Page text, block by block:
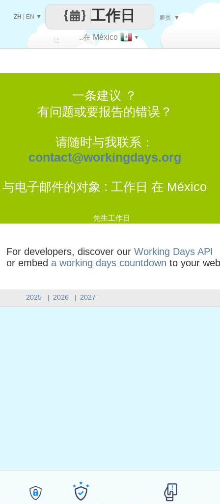
让
每一天
..在 México ▼
工作日
ZH EN ▼ 雇员 ▼
2025 | 2026 | 2027
一条建议 ？
有问题或要报告的错误？
请随时与我联系：
contact@workingdays.org
与电子邮件的对象 : 工作日 在 México
先生工作日
For developers, discover our Working Days API
or embed a working days countdown to your